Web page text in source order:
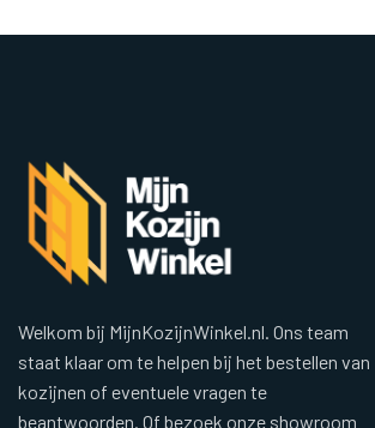
Welkom bij MijnKozijnWinkel.nl. Ons team
staat klaar om te helpen bij het bestellen van
kozijnen of eventuele vragen te
beantwoorden. Of bezoek onze showroom